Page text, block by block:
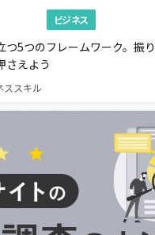
ビジネス
つ5つのフレームワーク。振
さえよう
ススキル